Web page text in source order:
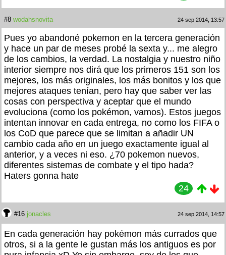
#8 wodahsnovita 24 sep 2014, 13:57
Pues yo abandoné pokemon en la tercera generación
y hace un par de meses probé la sexta y... me alegro
de los cambios, la verdad. La nostalgia y nuestro niño
interior siempre nos dirá que los primeros 151 son los
mejores, los más originales, los más bonitos y los que
mejores ataques tenían, pero hay que saber ver las
cosas con perspectiva y aceptar que el mundo
evoluciona (como los pokémon, vamos). Estos juegos
intentan innovar en cada entrega, no como los FIFA o
los CoD que parece que se limitan a añadir UN
cambio cada año en un juego exactamente igual al
anterior, y a veces ni eso. ¿70 pokemon nuevos,
diferentes sistemas de combate y el tipo hada?
Haters gonna hate
24
#16 jonacles 24 sep 2014, 14:57
En cada generación hay pokémon más currados que
otros, si a la gente le gustan más los antiguos es por